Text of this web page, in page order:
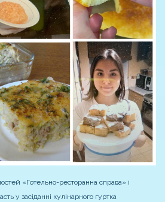
«Готельно-ресторанна справа» і
у засіданні кулінарного гуртка